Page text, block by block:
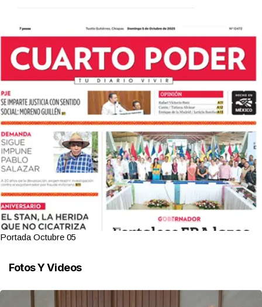
Portada Octubre 05
Fotos Y Videos